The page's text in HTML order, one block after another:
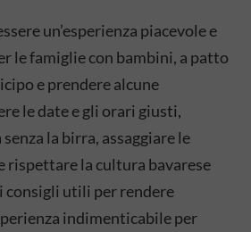
un’esperienza piacevole e
le famiglie con bambini, a patto
e prendere alcune
le date e gli orari giusti,
la birra, assaggiare le
rispettare la cultura bavarese
consigli utili per rendere
indimenticabile per